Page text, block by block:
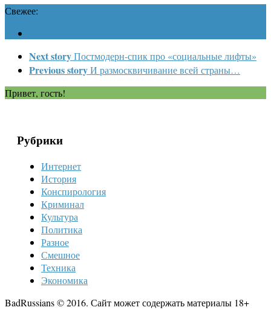
Свежее:
Next storyПостмодерн-спик про «социальные лифты»
Previous storyИ размосквичивание всей страны…
Привет, гость!
Рубрики
Интернет
История
Конспирология
Криминал
Культура
Политика
Разное
Смешное
Техника
Экономика
BadRussians © 2016. Сайт может содержать материалы 18+